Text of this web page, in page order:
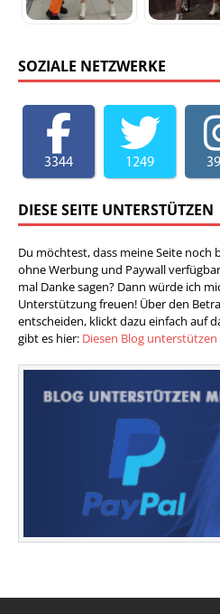
SOZIALE NETZWERKE
3344 1249
DIESE SEITE UNTERSTÜTZEN
Du möchtest, dass meine Seite noch
ohne Werbung und Paywall
mal Danke sagen? Dann würde ich
Unterstützung freuen! Über den
entscheiden, klickt dazu einfach auf
gibt es hier: Diesen Blog unterstützen